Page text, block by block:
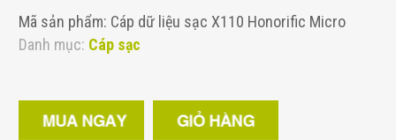
Mã sản phẩm: Cáp dữ liệu sạc X110 Honorific Micro
Danh mục: Cáp sạc